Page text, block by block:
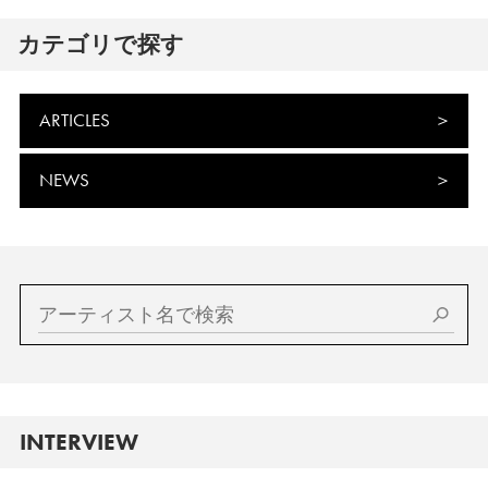
カテゴリで探す
ARTICLES
NEWS
INTERVIEW